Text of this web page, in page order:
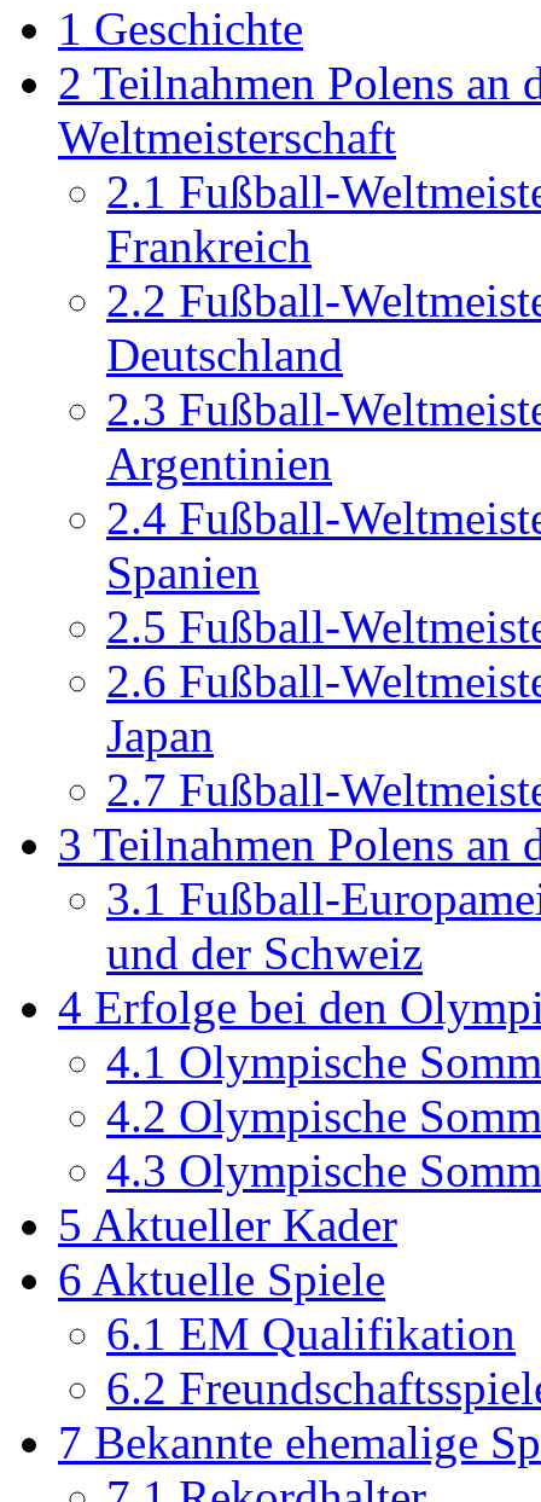
1 Geschichte
2 Teilnahmen Polens an
Weltmeisterschaft
2.1 Fußball-
Frankreich
2.2 Fußball-
Deutschland
2.3 Fußball-
Argentinien
2.4 Fußball-
Spanien
2.5 Fußball-
2.6 Fußball-
Japan
2.7 Fußball-
3 Teilnahmen Polens an
3.1 Fußball-
und der Schweiz
4 Erfolge bei den
4.1 Olympische
4.2 Olympische
4.3 Olympische
5 Aktueller Kader
6 Aktuelle Spiele
6.1 EM Qualifikation
6.2
7 Bekannte ehemalige